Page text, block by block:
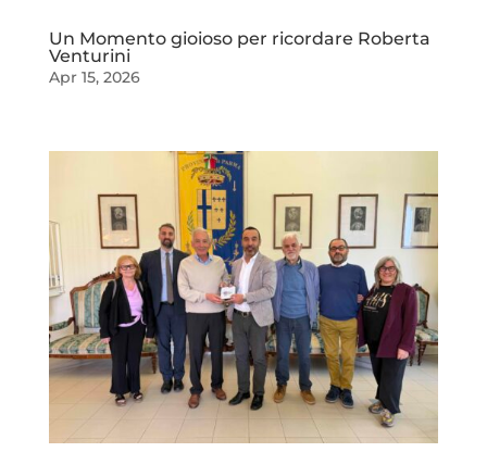
Un Momento gioioso per ricordare Roberta
Venturini
Apr 15, 2026